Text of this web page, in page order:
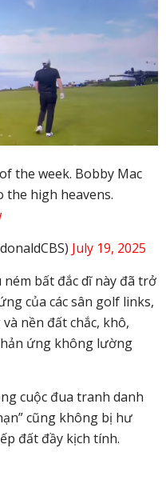
the week. Bobby Mac
high heavens.
July 19, 2025
bất đắc dĩ này đã trở
của các sân golf links,
nền đất chắc, khô,
ứng không lường
cuộc đua tranh danh
cũng không bị hư
đất đầy kịch tính.